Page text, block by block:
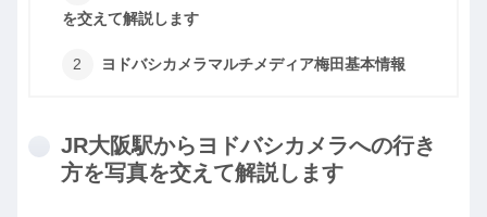
を交えて解説します
ヨドバシカメラマルチメディア梅田基本情報
JR大阪駅からヨドバシカメラへの行き
方を写真を交えて解説します